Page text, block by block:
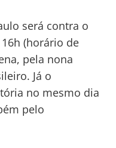
será contra o
(horário de
pela nona
Já o
no mesmo dia
pelo